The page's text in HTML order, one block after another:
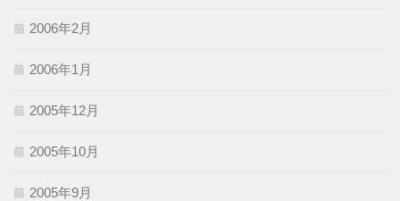
2006年2月
2006年1月
2005年12月
2005年10月
2005年9月